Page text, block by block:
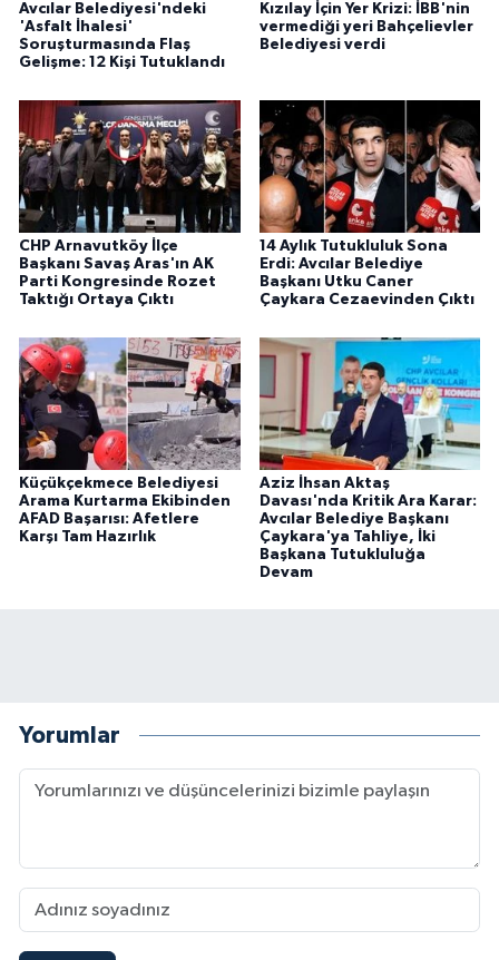
Avcılar Belediyesi'ndeki
'Asfalt İhalesi'
Soruşturmasında Flaş
Gelişme: 12 Kişi Tutuklandı
Kızılay İçin Yer Krizi: İBB'nin
vermediği yeri Bahçelievler
Belediyesi verdi
CHP Arnavutköy İlçe
Başkanı Savaş Aras'ın AK
Parti Kongresinde Rozet
Taktığı Ortaya Çıktı
14 Aylık Tutukluluk Sona
Erdi: Avcılar Belediye
Başkanı Utku Caner
Çaykara Cezaevinden Çıktı
Küçükçekmece Belediyesi
Arama Kurtarma Ekibinden
AFAD Başarısı: Afetlere
Karşı Tam Hazırlık
Aziz İhsan Aktaş
Davası'nda Kritik Ara Karar:
Avcılar Belediye Başkanı
Çaykara'ya Tahliye, İki
Başkana Tutukluluğa
Devam
Yorumlar